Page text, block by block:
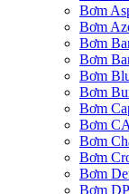
Bơm
Bơm
Bơm
Bơm
Bơm
Bơm
Bơm
Bơm
Bơm
Bơm
Bơm
Bơm